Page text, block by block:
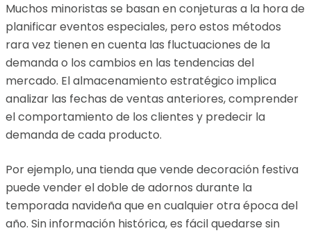
Muchos minoristas se basan en conjeturas a la hora de
planificar eventos especiales, pero estos métodos
rara vez tienen en cuenta las fluctuaciones de la
demanda o los cambios en las tendencias del
mercado. El almacenamiento estratégico implica
analizar las fechas de ventas anteriores, comprender
el comportamiento de los clientes y predecir la
demanda de cada producto.
Por ejemplo, una tienda que vende decoración festiva
puede vender el doble de adornos durante la
temporada navideña que en cualquier otra época del
año. Sin información histórica, es fácil quedarse sin